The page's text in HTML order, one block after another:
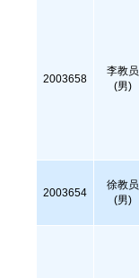
2003658
李教员
(男)
2003654
徐教员
(男)